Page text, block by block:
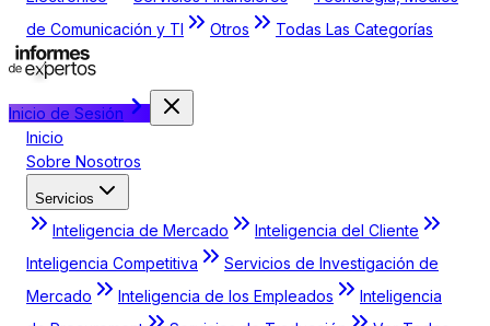
de Comunicación y TI
Otros Todas Las Categorías
Inicio de Sesión
Inicio
Sobre Nosotros
Servicios
Inteligencia de Mercado
Inteligencia del Cliente
Inteligencia Competitiva
Servicios de Investigación de
Mercado
Inteligencia de los Empleados
Inteligencia